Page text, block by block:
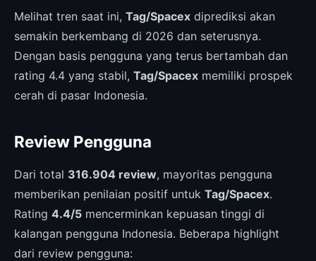
Melihat tren saat ini, Tag/Spacex diprediksi akan
semakin berkembang di 2026 dan seterusnya.
Dengan basis pengguna yang terus bertambah dan
rating 4.4 yang stabil, Tag/Spacex memiliki prospek
cerah di pasar Indonesia.
Review Pengguna
Dari total 316.904 review, mayoritas pengguna
memberikan penilaian positif untuk Tag/Spacex.
Rating 4.4/5 mencerminkan kepuasan tinggi di
kalangan pengguna Indonesia. Beberapa highlight
dari review pengguna: